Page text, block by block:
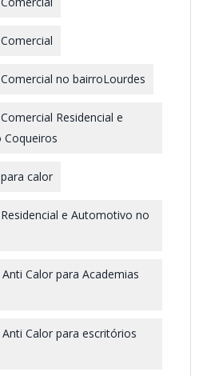
no bairroLourdes
Residencial e
calor
e Automotivo no
Calor para Academias
Calor para escritórios